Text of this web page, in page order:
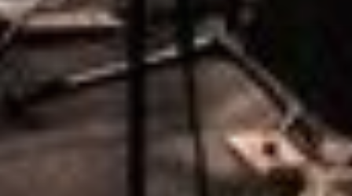
Dates
Communes
Type de
Marché / Foire /